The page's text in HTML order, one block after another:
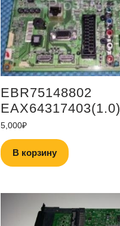
EBR75148802
EAX64317403(1.0)
5,000₽
В корзину